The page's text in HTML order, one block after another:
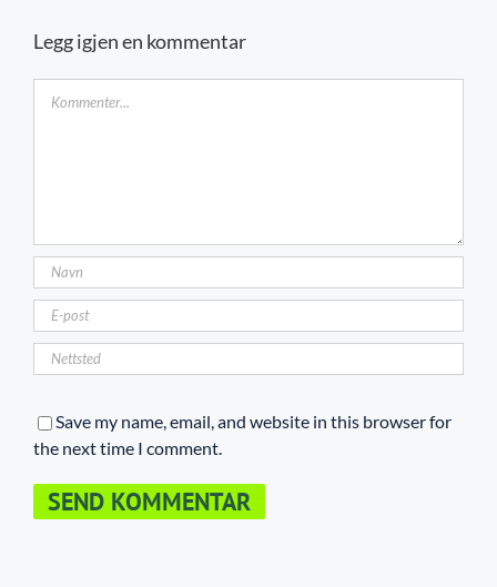
Legg igjen en kommentar
Save my name, email, and website in this browser for
the next time I comment.